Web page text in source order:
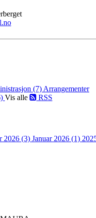
(7) Arrangementer
Vis alle RSS
2026 (3) Januar 2026 (1)